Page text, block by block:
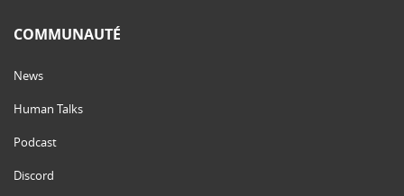
COMMUNAUTÉ
News
Human Talks
Podcast
Discord